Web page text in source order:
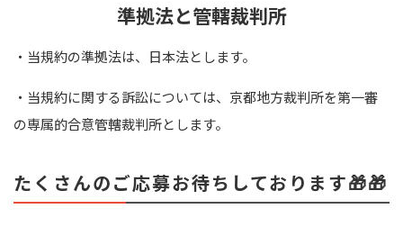
準拠法と管轄裁判所
・当規約の準拠法は、日本法とします。
・当規約に関する訴訟については、京都地方裁判所を第一審
の専属的合意管轄裁判所とします。
たくさんのご応募お待ちしております🎁🎁